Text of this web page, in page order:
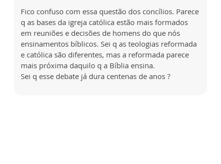
Fico confuso com essa questão dos concílios. Parece
q as bases da igreja católica estão mais formados
em reuniões e decisões de homens do que nós
ensinamentos bíblicos. Sei q as teologias reformada
e católica são diferentes, mas a reformada parece
mais próxima daquilo q a Bíblia ensina.
Sei q esse debate já dura centenas de anos ?